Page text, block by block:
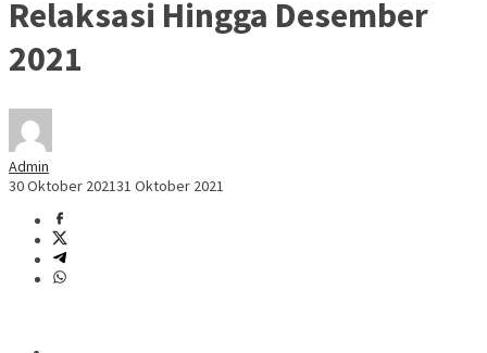
Relaksasi Hingga Desember
2021
Admin
30 Oktober 202131 Oktober 2021